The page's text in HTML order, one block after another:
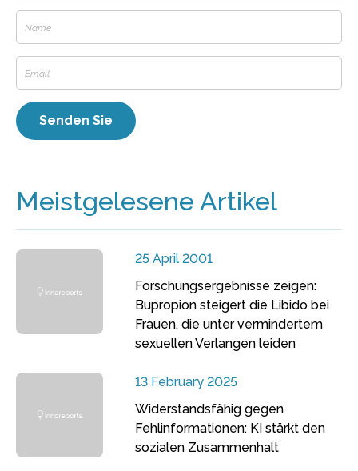
Meistgelesene Artikel
25 April 2001
Forschungsergebnisse zeigen:
Bupropion steigert die Libido bei
Frauen, die unter vermindertem
sexuellen Verlangen leiden
13 February 2025
Widerstandsfähig gegen
Fehlinformationen: KI stärkt den
sozialen Zusammenhalt